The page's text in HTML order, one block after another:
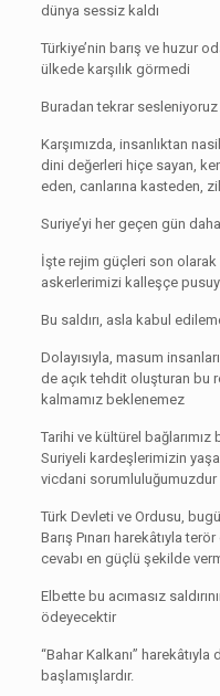
dünya sessiz kaldı
Türkiye’nin barış ve huzur
ülkede karşılık görmedi
Buradan tekrar sesleniyoruz
Karşımızda, insanlıktan
dini değerleri hiçe sayan,
eden, canlarına kasteden,
Suriye’yi her geçen gün
İşte rejim güçleri son olarak
askerlerimizi kalleşçe
Bu saldırı, asla kabul
Dolayısıyla, masum
de açık tehdit oluşturan bu
kalmamız beklenemez
Tarihi ve kültürel
Suriyeli kardeşlerimizin
vicdani sorumluluğumuzdur
Türk Devleti ve Ordusu,
Barış Pınarı harekâtıyla
cevabı en güçlü şekilde
Elbette bu acımasız
ödeyecektir
“Bahar Kalkanı”
başlamışlardır.